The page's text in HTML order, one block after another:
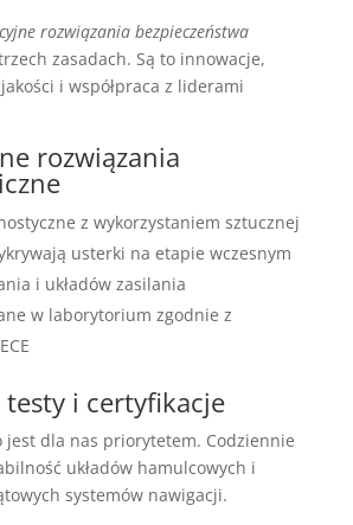
rozwiązania bezpieczeństwa
zasadach. Są to innowacje,
i współpraca z liderami
rozwiązania
z wykorzystaniem sztucznej
usterki na etapie wczesnym
i układów zasilania
w laborytorium zgodnie z
testy i certyfikacje
jest dla nas priorytetem. Codziennie
układów hamulcowych i
systemów nawigacji.